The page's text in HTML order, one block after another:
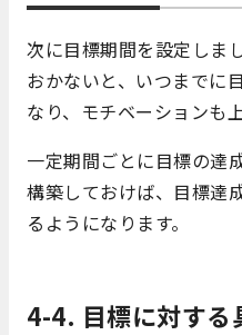
次に目標期間を設定しま
おかないと、いつまでに
なり、モチベーションも
一定期間ごとに目標の達
構築しておけば、目標達
るようになります。
4-4. 目標に対する